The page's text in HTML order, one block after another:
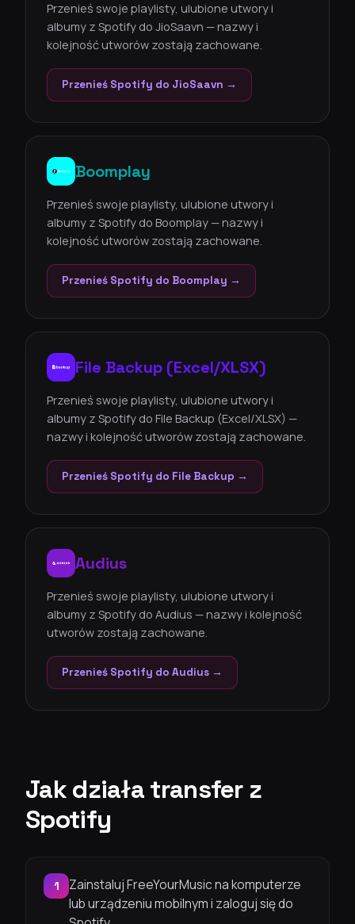
Przenieś swoje playlisty, ulubione utwory i
albumy z Spotify do JioSaavn — nazwy i
kolejność utworów zostają zachowane.
Przenieś Spotify do JioSaavn →
Boomplay
Przenieś swoje playlisty, ulubione utwory i
albumy z Spotify do Boomplay — nazwy i
kolejność utworów zostają zachowane.
Przenieś Spotify do Boomplay →
File Backup (Excel/XLSX)
Przenieś swoje playlisty, ulubione utwory i
albumy z Spotify do File Backup (Excel/XLSX) —
nazwy i kolejność utworów zostają zachowane.
Przenieś Spotify do File Backup →
Audius
Przenieś swoje playlisty, ulubione utwory i
albumy z Spotify do Audius — nazwy i kolejność
utworów zostają zachowane.
Przenieś Spotify do Audius →
Jak działa transfer z
Spotify
1
Zainstaluj FreeYourMusic na komputerze
lub urządzeniu mobilnym i zaloguj się do